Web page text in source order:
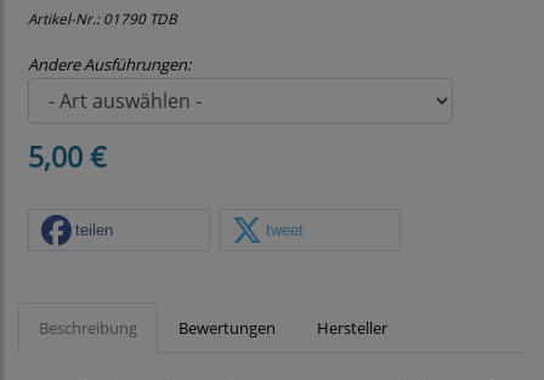
Artikel-Nr.:01790 TDB
Andere Ausführungen:
5,00 €
teilen tweet
Beschreibung Bewertungen Hersteller